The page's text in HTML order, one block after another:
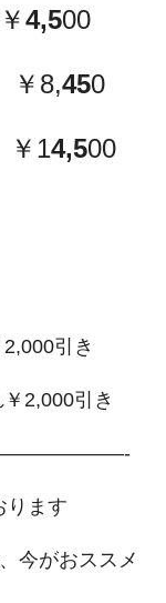
￥4,500
￥8,450
￥14,500
引き
2,000引き
ります
今がおススメ